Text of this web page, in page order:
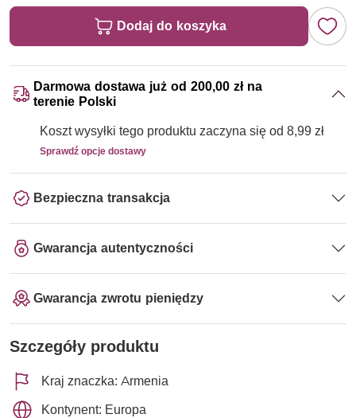
Dodaj do koszyka
Darmowa dostawa już od 200,00 zł na
terenie Polski
Koszt wysyłki tego produktu zaczyna się od 8,99 zł
Sprawdź opcje dostawy
Bezpieczna transakcja
Gwarancja autentyczności
Gwarancja zwrotu pieniędzy
Szczegóły produktu
Kraj znaczka: Armenia
Kontynent: Europa